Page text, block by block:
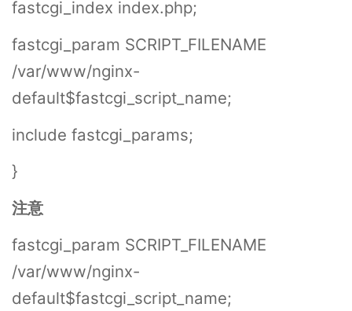
fastcgi_index index.php;
fastcgi_param SCRIPT_FILENAME
/var/www/nginx-
default$fastcgi_script_name;
include fastcgi_params;
}
注意
fastcgi_param SCRIPT_FILENAME
/var/www/nginx-
default$fastcgi_script_name;